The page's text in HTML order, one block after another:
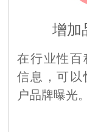
增加
在行业性百
信息，可以
户品牌曝光